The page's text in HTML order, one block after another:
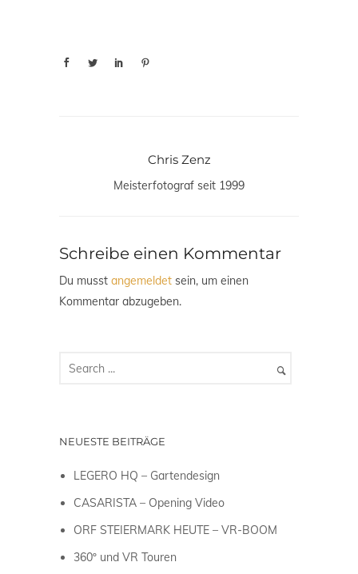
Chris Zenz
Meisterfotograf seit 1999
Schreibe einen Kommentar
Du musst angemeldet sein, um einen
Kommentar abzugeben.
NEUESTE BEITRÄGE
LEGERO HQ – Gartendesign
CASARISTA – Opening Video
ORF STEIERMARK HEUTE – VR-BOOM
360º und VR Touren